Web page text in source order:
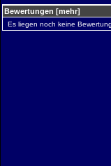
Bewertungen [mehr]
Es liegen noch keine